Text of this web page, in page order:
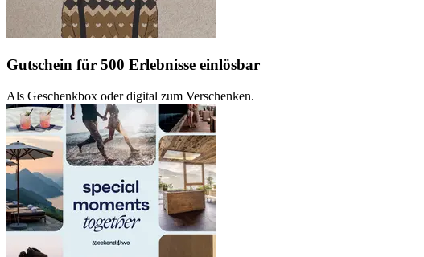
Gutschein für 500 Erlebnisse einlösbar
Als Geschenkbox oder digital zum Verschenken.